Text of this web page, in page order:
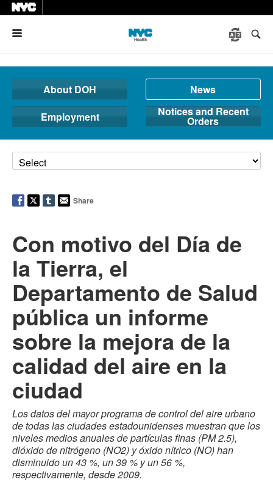
About DOH
News
Employment
Notices and Recent
Orders
Share
Con motivo del Día de
la Tierra, el
Departamento de Salud
pública un informe
sobre la mejora de la
calidad del aire en la
ciudad
Los datos del mayor programa de control del aire urbano
de todas las ciudades estadounidenses muestran que los
niveles medios anuales de partículas finas (PM 2.5),
dióxido de nitrógeno (NO2) y óxido nítrico (NO) han
disminuido un 43 %, un 39 % y un 56 %,
respectivamente, desde 2009.